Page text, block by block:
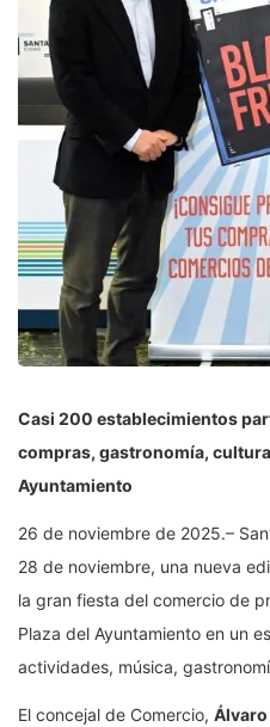
Casi 200 establecimientos
compras, gastronomía,
Ayuntamiento
26 de noviembre de 2025.–
28 de noviembre, una nueva
la gran fiesta del comercio de
Plaza del Ayuntamiento en un
actividades, música,
El concejal de Comercio, Álvaro